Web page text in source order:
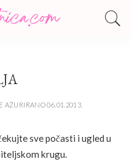
AŽURIRANO 06.01.2013.
sve počasti i ugled u
krugu.